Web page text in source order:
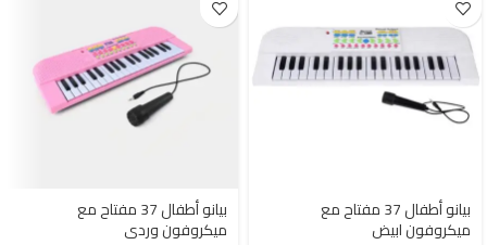
بيانو أطفال 37 مفتاح مع
ميكروفون ابيض
بيانو أطفال 37 مفتاح مع
ميكروفون وردي